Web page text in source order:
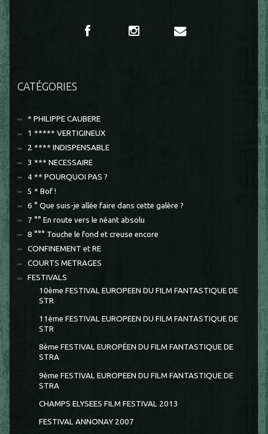
CATÉGORIES
* PHILIPPE CAUBERE
1 ***** VERTIGINEUX
2 **** INDISPENSABLE
3 *** NECESSAIRE
4 ** POURQUOI PAS ?
5 * Bof !
6 ° Que suis-je allée faire dans cette galère ?
7 °° En route vers le néant absolu
8 °°° Touche le fond et creuse encore
CONFINEMENT et RE
COURTS METRAGES
FESTIVALS
10ème FESTIVAL EUROPEEN DU FILM FANTASTIQUE DE
STR
11ème FESTIVAL EUROPEEN DU FILM FANTASTIQUE DE
STR
8ème FESTIVAL EUROPÉEN DU FILM FANTASTIQUE DE
STRA
9ème FESTIVAL EUROPEEN DU FILM FANTASTIQUE DE
STRA
CHAMPS ELYSEES FILM FESTIVAL 2013
FESTIVAL ANNONAY 2007